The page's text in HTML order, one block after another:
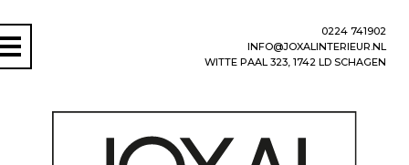
0224 741902
INFO@JOXALINTERIEUR.NL
WITTE PAAL 323, 1742 LD SCHAGEN